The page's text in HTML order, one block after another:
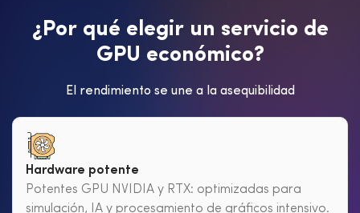
¿Por qué elegir un servicio de
GPU económico?
El rendimiento se une a la asequibilidad
Hardware potente
Potentes GPU NVIDIA y RTX: optimizadas para
simulación, IA y procesamiento de gráficos intensivo.